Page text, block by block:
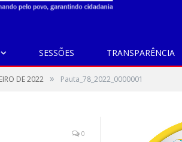
SESSÕES TRANSPARÊNCIA
DE 2022 » Pauta_78_2022_0000001
0